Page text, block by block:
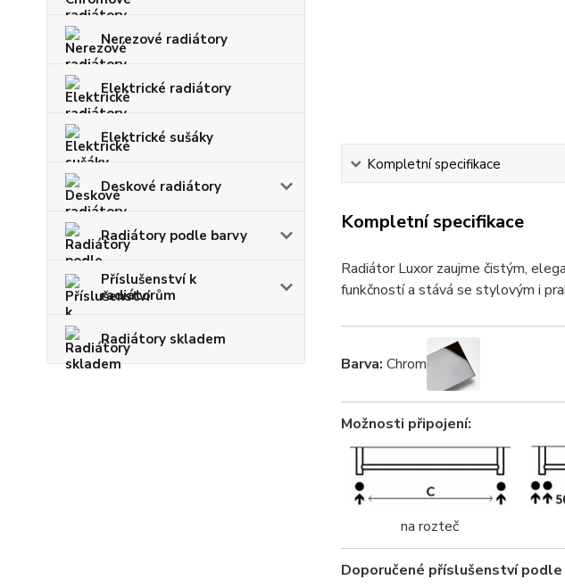
Nerezové radiátory
Elektrické radiátory
Elektrické sušáky
Deskové radiátory
Radiátory podle barvy
Příslušenství k
radiátorům
Radiátory skladem
Kompletní specifikace
Kompletní specifikace
Radiátor Luxor zaujme čistým,
funkčností a stává se stylovým i
Barva: Chrom
Možnosti připojení:
na rozteč
Doporučené příslušenství podle